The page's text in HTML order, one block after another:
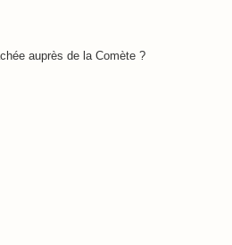
auprès de la Comète ?